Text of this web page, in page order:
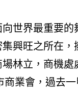
世界最重要的
興旺之所在，
林立，商機處
商業會，過去